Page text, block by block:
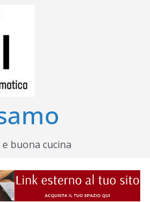
buona cucina